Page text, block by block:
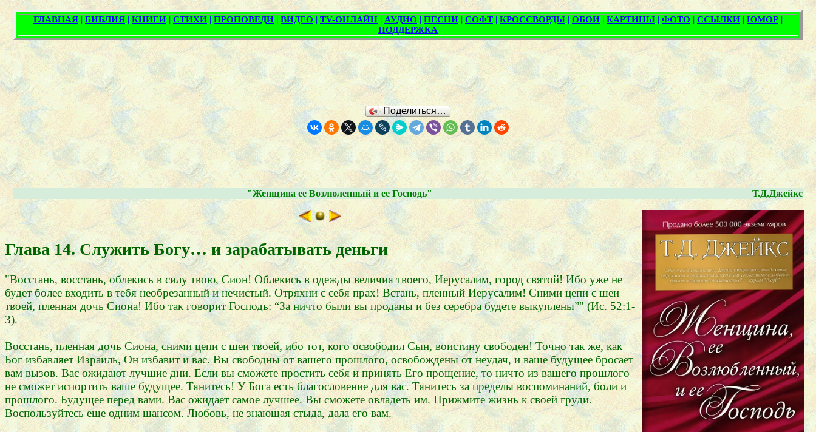
Поделиться…
"Женщина ее Возлюленный и ее Господь" Т.Д.Джейкс
Глава 14. Служить Богу… и зарабатывать деньги
"Восстань, восстань, облекись в силу твою, Сион! Облекись в одежды величия твоего, Иерусалим, город святой! Ибо уже не
будет более входить в тебя необрезанный и нечистый. Отряхни с себя прах! Встань, пленный Иерусалим! Сними цепи с шеи
твоей, пленная дочь Сиона! Ибо так говорит Господь: “За ничто были вы проданы и без серебра будете выкуплены”" (Ис. 52:1-
3).
Восстань, пленная дочь Сиона, сними цепи с шеи твоей, ибо тот, кого освободил Сын, воистину свободен! Точно так же, как
Бог избавляет Израиль, Он избавит и вас. Вы свободны от вашего прошлого, освобождены от неудач, и ваше будущее бросает
вам вызов. Вас ожидают лучшие дни. Если вы сможете простить себя и принять Его прощение, то ничто из вашего прошлого
не сможет испортить ваше будущее. Тянитесь! У Бога есть благословение для вас. Тянитесь за пределы воспоминаний, боли и
прошлого. Будущее перед вами. Вас ожидает самое лучшее. Вы сможете овладеть им. Прижмите жизнь к своей груди.
Воспользуйтесь еще одним шансом. Любовь, не знающая стыда, дала его вам.